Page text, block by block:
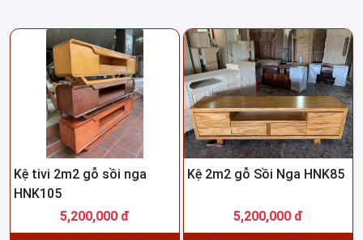
Kệ tivi 2m2 gỗ sồi nga
HNK105
5,200,000 đ
Kệ 2m2 gỗ Sồi Nga HNK85
5,200,000 đ